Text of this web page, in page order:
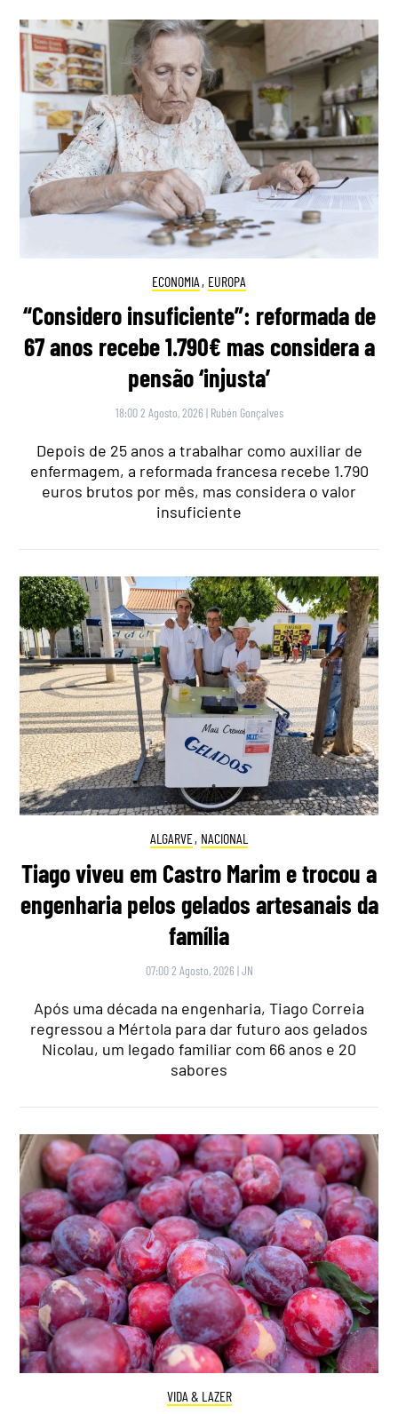
ECONOMIA , EUROPA
“Considero insuficiente”: reformada de
67 anos recebe 1.790€ mas considera a
pensão ‘injusta’
18:00 2 Agosto, 2026 | Rubén Gonçalves
Depois de 25 anos a trabalhar como auxiliar de
enfermagem, a reformada francesa recebe 1.790
euros brutos por mês, mas considera o valor
insuficiente
ALGARVE, NACIONAL
Tiago viveu em Castro Marim e trocou a
engenharia pelos gelados artesanais da
família
07:00 2 Agosto, 2026 |JN
Após uma década na engenharia, Tiago Correia
regressou a Mértola para dar futuro aos gelados
Nicolau, um legado familiar com 66 anos e 20
sabores
VIDA & LAZER